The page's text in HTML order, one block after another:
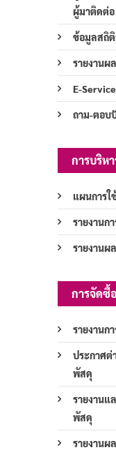
ผู้มาติดต่อ
ข้อมูลสถิติ
รายงานผ
E-Service
ถาม-ตอบ
การบริห
แผนการใ
รายงานก
รายงานผ
การจัดซื้
รายงานก
ประกาศต่
พัสดุ
รายงานแ
พัสดุ
รายงานผ